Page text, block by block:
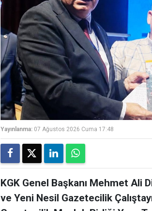
Yayınlanma: 07 Ağustos 2026 Cuma 17:48
KGK Genel Başkanı Mehmet Ali
ve Yeni Nesil Gazetecilik